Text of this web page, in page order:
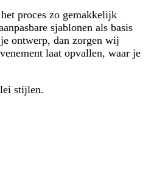
proces zo gemakkelijk
sjablonen als basis
ontwerp, dan zorgen wij
laat opvallen, waar je
stijlen.